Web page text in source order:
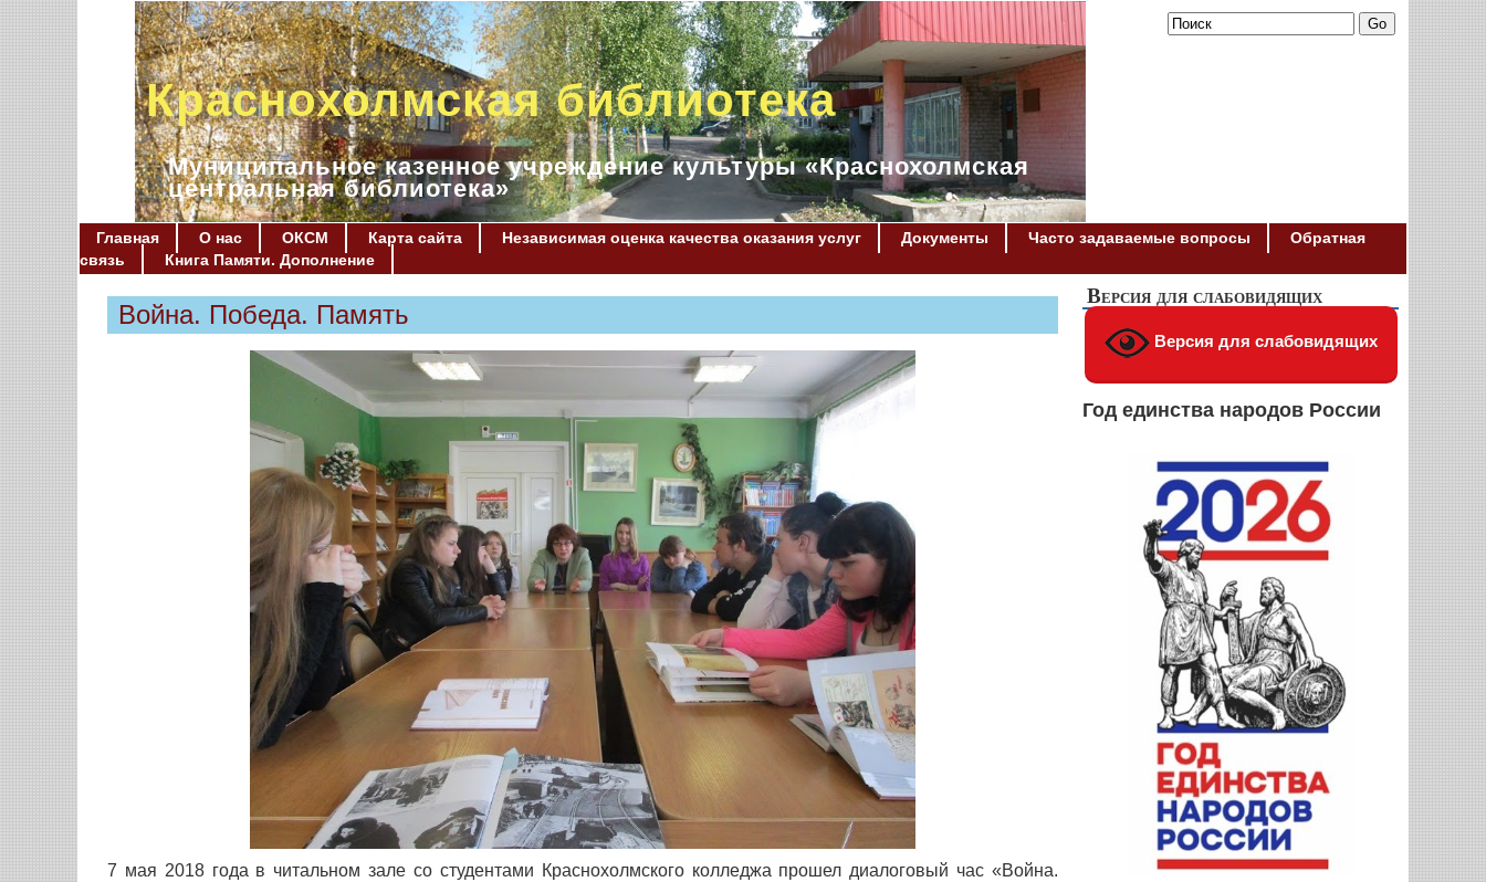
Краснохолмская библиотека
Муниципальное казенное учреждение культуры «Краснохолмская
центральная библиотека»
Главная О нас ОКСМ Карта сайта Независимая оценка качества оказания услуг Документы Часто задаваемые вопросы
Обратная
связь
Книга Памяти. Дополнение
Война. Победа. Память
7 мая 2018 года в читальном зале со студентами Краснохолмского колледжа прошел диалоговый час «Война.
Версия для слабовидящих
Версия для слабовидящих
Год единства народов России